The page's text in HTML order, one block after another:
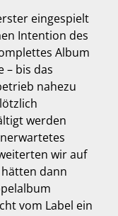
eingespielt
Intention des
Album
– bis das
nahezu
werden
wir auf
hätten dann
vom Label ein